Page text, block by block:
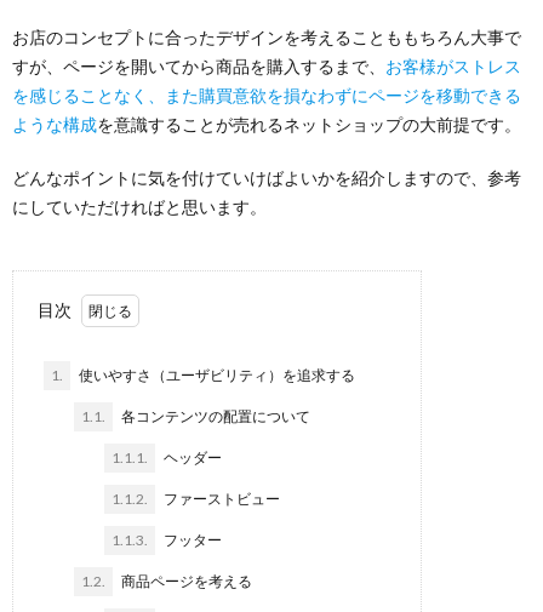
お店のコンセプトに合ったデザインを考えることももちろん大事で
すが、ページを開いてから商品を購入するまで、 お客様がストレス
を感じることなく、また購買意欲を損なわずにページを移動できる
ような構成を意識することが売れるネットショップの大前提です。
どんなポイントに気を付けていけばよいかを紹介しますので、参考
にしていただければと思います。
目次
1. 使いやすさ（ユーザビリティ）を追求する
1.1. 各コンテンツの配置について
1.1.1. ヘッダー
1.1.2. ファーストビュー
1.1.3. フッター
1.2. 商品ページを考える